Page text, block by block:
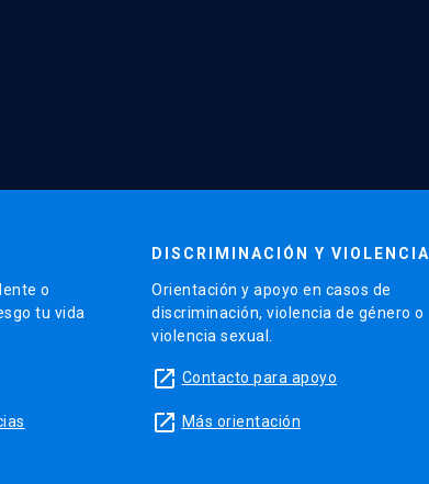
o
tu vida
DISCRIMINACIÓN Y VIOLENCIA
Orientación y apoyo en casos de
discriminación, violencia de género o
violencia sexual.
launch Contacto para apoyo
launch Más orientación